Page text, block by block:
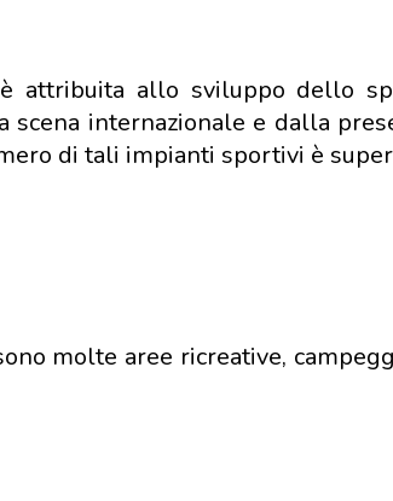
attribuita allo sviluppo dello
scena internazionale e dalla
di tali impianti sportivi è
molte aree ricreative,